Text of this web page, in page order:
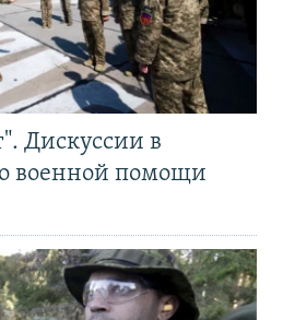
Дискуссии в
военной помощи